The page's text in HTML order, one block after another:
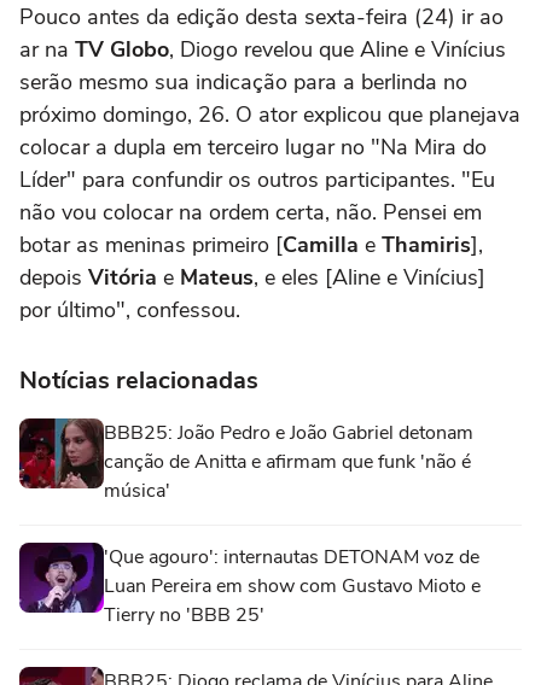
Pouco antes da edição desta sexta-feira (24) ir ao
ar na TV Globo, Diogo revelou que Aline e Vinícius
serão mesmo sua indicação para a berlinda no
próximo domingo, 26. O ator explicou que planejava
colocar a dupla em terceiro lugar no "Na Mira do
Líder" para confundir os outros participantes. "Eu
não vou colocar na ordem certa, não. Pensei em
botar as meninas primeiro [Camilla e Thamiris],
depois Vitória e Mateus, e eles [Aline e Vinícius]
por último", confessou.
Notícias relacionadas
BBB25: João Pedro e João Gabriel detonam
canção de Anitta e afirmam que funk 'não é
música'
'Que agouro': internautas DETONAM voz de
Luan Pereira em show com Gustavo Mioto e
Tierry no 'BBB 25'